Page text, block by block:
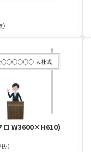
ロ W3600×H610)
）